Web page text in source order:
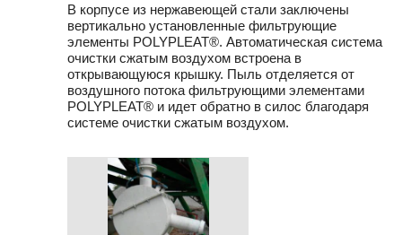
В корпусе из нержавеющей стали заключены
вертикально установленные фильтрующие
элементы POLYPLEAT®. Автоматическая система
очистки сжатым воздухом встроена в
открывающуюся крышку. Пыль отделяется от
воздушного потока фильтрующими элементами
POLYPLEAT® и идет обратно в силос благодаря
системе очистки сжатым воздухом.